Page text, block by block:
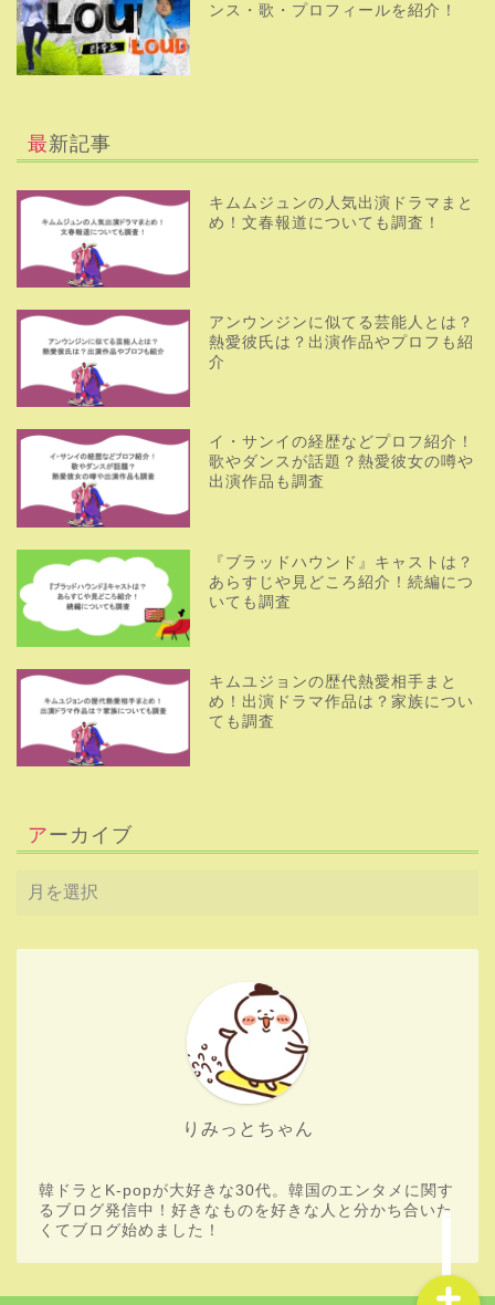
ンス・歌・プロフィールを紹介！
最新記事
キムムジュンの人気出演ドラマまと
め！文春報道についても調査！
アンウンジンに似てる芸能人とは？
熱愛彼氏は？出演作品やプロフも紹
介
イ・サンイの経歴などプロフ紹介！
歌やダンスが話題？熱愛彼女の噂や
出演作品も調査
『ブラッドハウンド』キャストは？
あらすじや見どころ紹介！続編につ
いても調査
キムユジョンの歴代熱愛相手まと
め！出演ドラマ作品は？家族につい
ても調査
アーカイブ
りみっとちゃん
韓ドラとK-popが大好きな30代。韓国のエンタメに関す
るブログ発信中！好きなものを好きな人と分かち合いた
くてブログ始めました！
Boys Planet
韓流ドラマ